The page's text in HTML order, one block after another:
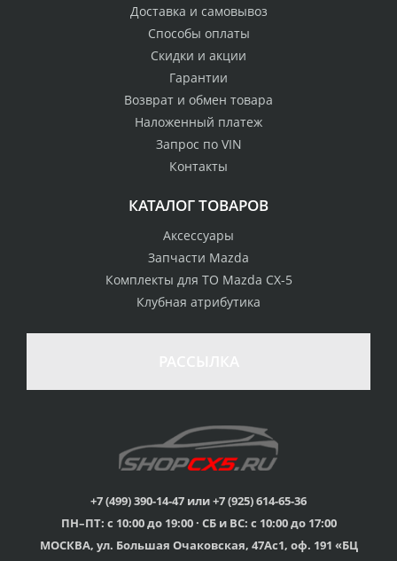
Различные способы
Вы можете выбрать
Профессиональная
консультация
обладателям клубных
Доставка и самовывоз
Способы оплаты
Скидки и акции
Гарантии
Возврат и обмен товара
Наложенный платеж
Запрос по VIN
Контакты
КАТАЛОГ ТОВАРОВ
Аксессуары
Запчасти Mazda
Комплекты для ТО Mazda CX-5
Клубная атрибутика
+7 (499) 390-14-47 или +7 (925) 614-65-36
ПН–ПТ: с 10:00 до 19:00 · СБ и ВС: с 10:00 до 17:00
МОСКВА, ул. Большая Очаковская, 47Ас1, оф. 191 «БЦ